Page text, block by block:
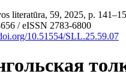
literatūra, 59, 2025, p.
/ eISSN 2783-6800
10.51554/SLL.25.59.07